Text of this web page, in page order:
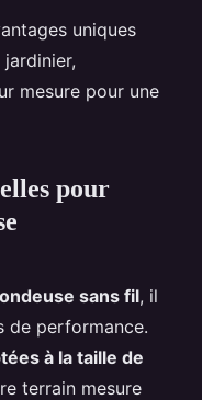
uniques
mesure pour une
pour
sans fil, il
de performance.
à la taille de
terrain mesure